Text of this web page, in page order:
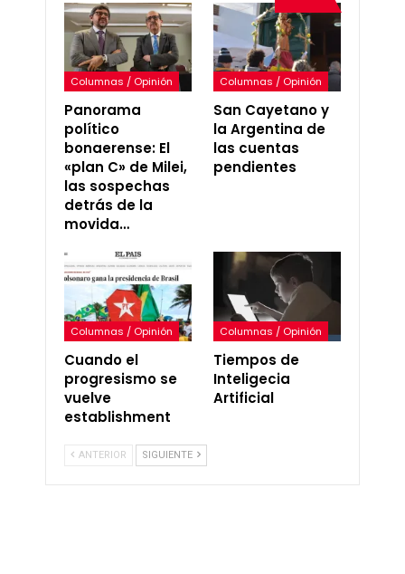
Columnas / Opinión
Panorama
político
bonaerense: El
«plan C» de Milei,
las sospechas
detrás de la
movida…
Columnas / Opinión
San Cayetano y
la Argentina de
las cuentas
pendientes
Columnas / Opinión
Cuando el
progresismo se
vuelve
establishment
Columnas / Opinión
Tiempos de
Inteligecia
Artificial
ANTERIOR SIGUIENTE